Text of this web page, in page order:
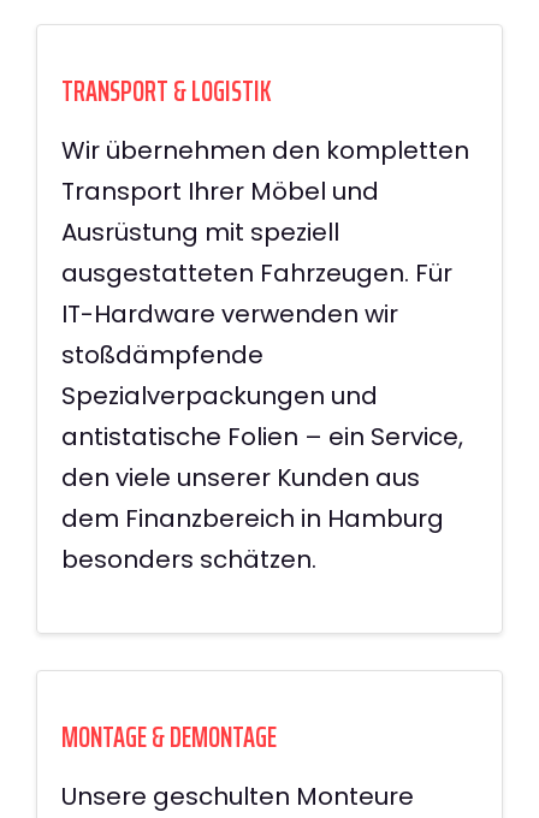
TRANSPORT & LOGISTIK
Wir übernehmen den kompletten
Transport Ihrer Möbel und
Ausrüstung mit speziell
ausgestatteten Fahrzeugen. Für
IT-Hardware verwenden wir
stoßdämpfende
Spezialverpackungen und
antistatische Folien – ein Service,
den viele unserer Kunden aus
dem Finanzbereich in Hamburg
besonders schätzen.
MONTAGE & DEMONTAGE
Unsere geschulten Monteure